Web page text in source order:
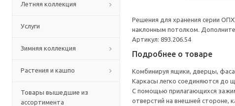
Летняя коллекция
Услуги
Зимняя коллекция
Растения и кашпо
Товары вышедшие из
ассортимента
Решения для хранения серии
наклонным потолком.
Артикул: 893.206.54
Подробнее о товаре
Комбинируя ящики, дверцы,
Каркасы легко соединяются до
С помощью прилагающихся
отверстий на внешней стороне,